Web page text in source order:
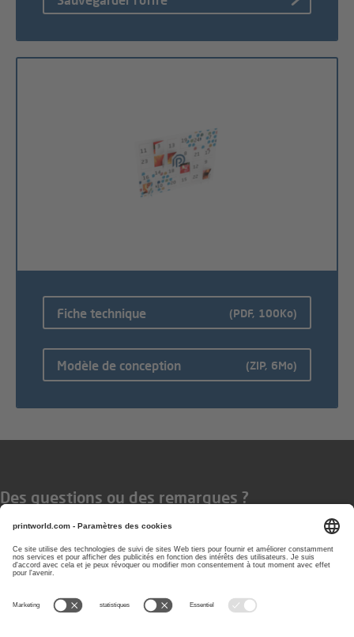
Fiche technique (PDF, 100Ko)
Modèle de conception (ZIP, 6Mo)
Des questions ou des remarques ?
Vous pouvez nous contacter les
jours ouvrés de 08 h à 17 h
0800 90 48 80